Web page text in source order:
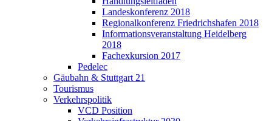
Landeskonferenz 2018
Regionalkonferenz Friedrichshafen 2018
Informationsveranstaltung Heidelberg
2018
Fachexkursion 2017
Pedelec
Gäubahn & Stuttgart 21
Tourismus
Verkehrspolitik
VCD Position